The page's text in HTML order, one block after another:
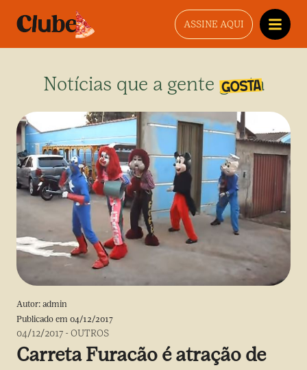
ASSINE AQUI
Notícias que a gente gosta
Autor: admin
Publicado em 04/12/2017
04/12/2017 -OUTROS
Carreta Furacão é atração de